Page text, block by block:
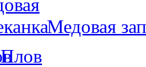
Медовая
Плов